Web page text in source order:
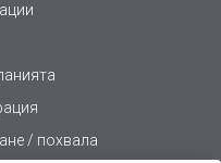
/ похвала